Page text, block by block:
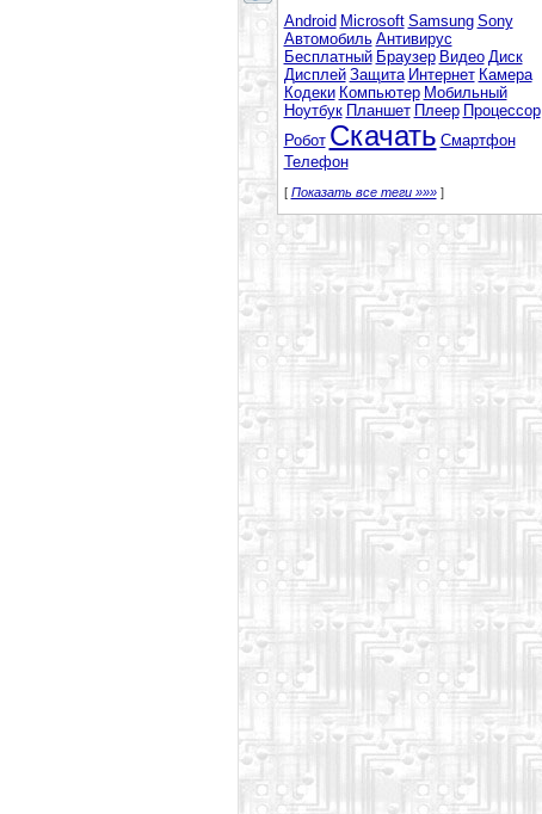
Android Microsoft Samsung Sony
Автомобиль Антивирус
Бесплатный Браузер Видео Диск
Дисплей Защита Интернет Камера
Кодеки Компьютер Мобильный
Ноутбук Планшет Плеер Процессор
Робот Скачать Смартфон
Телефон
[ Показать все теги »»»]